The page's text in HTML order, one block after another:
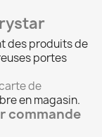
des produits de
portes
de
en magasin.
commande